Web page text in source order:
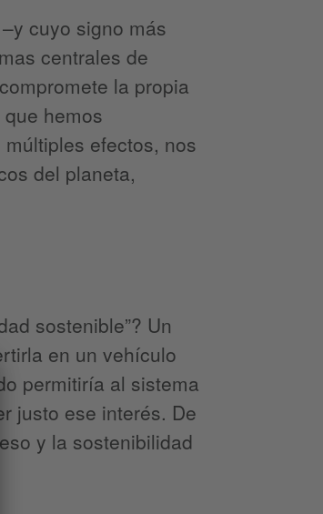
cuyo signo más
centrales de
la propia
hemos
efectos, nos
del planeta,
sostenible”? Un
en un vehículo
permitiría al sistema
justo ese interés. De
y la sostenibilidad